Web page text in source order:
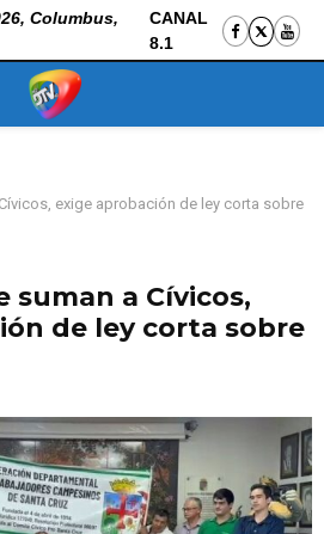
Columbus,
CANAL
8.1
exige aprobación de ley corta sobre
suman a Cívicos,
de ley corta sobre